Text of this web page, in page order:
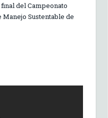
del Campeonato
Manejo Sustentable de